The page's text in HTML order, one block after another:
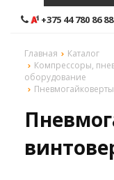
+375 44 780 86 88
Главная
Каталог
Компрессоры,
оборудование